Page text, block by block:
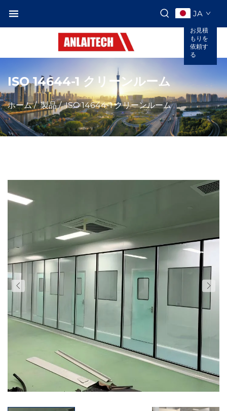
JA
お見積
もりを
依頼す
る
ISO 14644-1 クリーンルーム
ホーム/製品/ISO 14644-1 クリーンルーム